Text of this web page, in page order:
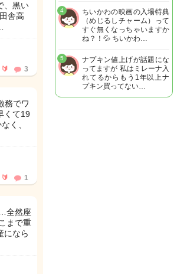
、黒い
舎高
3
務でワ
くて19
く、
1
全然座
まで重
になら
ちいかわの映画の入場特典
（めじるしチャーム）って
すぐ無くなっちゃいますか
ね？！💦 ちいかわ…
4
ナプキン値上げが話題にな
ってますが 私はミレーナ入
れてるからもう1年以上ナ
プキン買ってない…
5